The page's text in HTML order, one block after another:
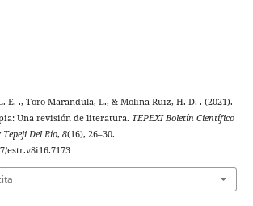
E. ., Toro Marandula, L., & Molina Ruiz, H. D. . (2021).
Una revisión de literatura. TEPEXI Boletín Científico
Del Río, 8(16), 26–30.
estr.v8i16.7173